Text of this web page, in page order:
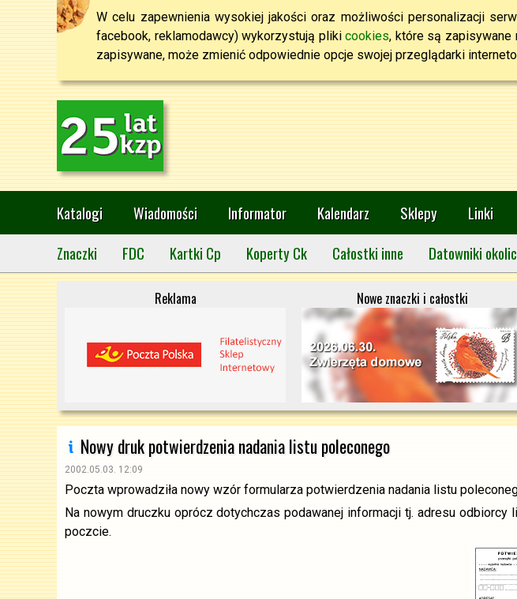
W celu zapewnienia wysokiej jakości oraz możliwości personalizacji
facebook, reklamodawcy) wykorzystują plikicookies, które są zapisywane
zapisywane, może zmienić odpowiednie opcje swojej przeglądarki
Katalogi Wiadomości Informator Kalendarz Sklepy Linki
Znaczki
FDC Kartki Cp Koperty Ck Całostki inne Datowniki
Reklama Nowe znaczki i całostki
Nowy druk potwierdzenia nadania listu poleconego
2002.05.03. 12:09
Poczta wprowadziła nowy wzór formularza potwierdzenia nadania listu
Na nowym druczku oprócz dotychczas podawanej informacji tj. adresu
poczcie.